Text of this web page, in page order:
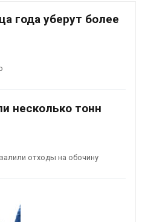
года уберут более
несколько тонн
отходы на обочину